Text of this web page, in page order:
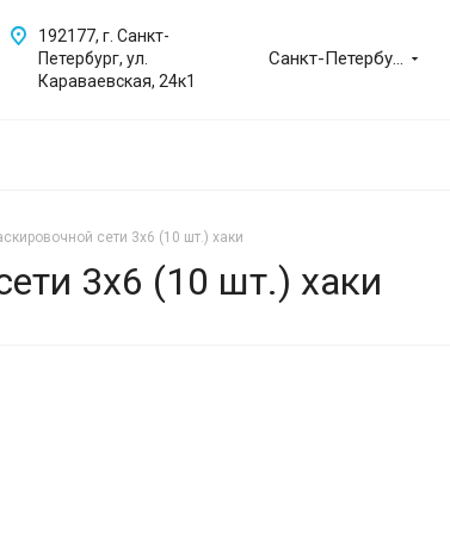
Санкт-Петербург
192177, г. Санкт-
Петербург, ул.
Караваевская, 24к1
сети 3х6 (10 шт.) хаки
3х6 (10 шт.) хаки